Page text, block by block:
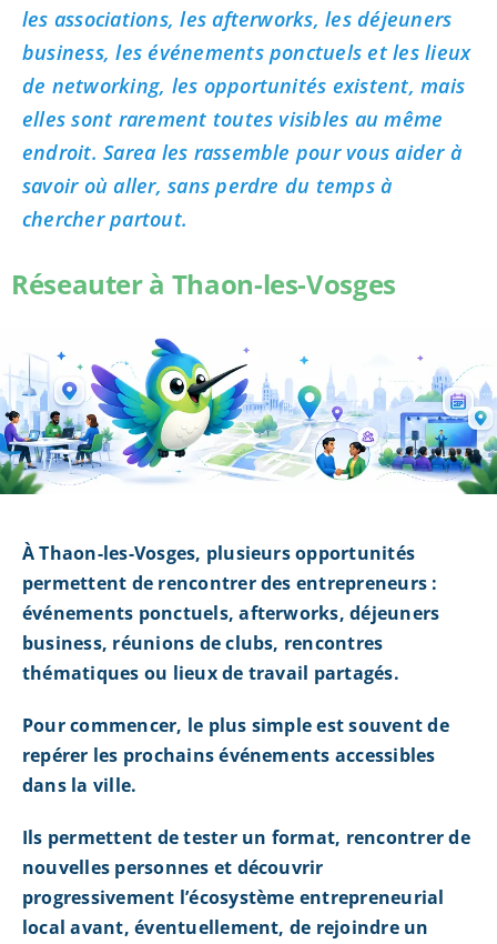
les associations, les afterworks, les déjeuners
business, les événements ponctuels et les lieux
de networking, les opportunités existent, mais
elles sont rarement toutes visibles au même
endroit. Sarea les rassemble pour vous aider à
savoir où aller, sans perdre du temps à
chercher partout.
Réseauter à Thaon-les-Vosges
À Thaon-les-Vosges, plusieurs opportunités
permettent de rencontrer des entrepreneurs :
événements ponctuels, afterworks, déjeuners
business, réunions de clubs, rencontres
thématiques ou lieux de travail partagés.
Pour commencer, le plus simple est souvent de
repérer les prochains événements accessibles
dans la ville.
Ils permettent de tester un format, rencontrer de
nouvelles personnes et découvrir
progressivement l’écosystème entrepreneurial
local avant, éventuellement, de rejoindre un